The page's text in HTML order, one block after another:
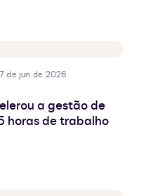
de jun. de 2026
a gestão de
horas de trabalho